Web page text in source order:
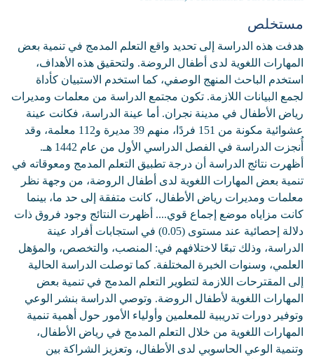
مستخلص
هدفت هذه الدراسة إلى تحديد واقع التعلم المدمج في تنمية بعض
المهارات اللغوية لدى أطفال الروضة. ولتحقيق هذه الأهداف،
استخدم الباحث المنهج الوصفي، كما استخدم الاستبيان كأداة
لجمع البيانات اللازمة. تكون مجتمع الدراسة من معلمات ومديرات
رياض الأطفال في مدينة نجران. أما عينة الدراسة، فكانت عينة
عشوائية مكونة من 151 فردًا، منهم 39 مديرة و112 معلمة، وقد
أُنجزت الدراسة في الفصل الدراسي الأول من عام 1442 هـ.
أظهرت نتائج الدراسة أن درجة تطبيق التعلم المدمج ومعوقاته في
تنمية بعض المهارات اللغوية لدى أطفال الروضة، من وجهة نظر
معلمات ومديرات رياض الأطفال، كانت متفقة إلى حد ما، بينما
كانت مزاياه موضع إجماع قوي.... أظهرت النتائج وجود فروق ذات
دلالة إحصائية عند مستوى (0.05) في استجابات أفراد عينة
الدراسة، وذلك تبعًا لاختلافهم في: المنصب، والتخصص، والمؤهل
العلمي، وسنوات الخبرة المختلفة. كما توصلت الدراسة الحالية
إلى المقترحات اللازمة لتطوير التعلم المدمج في تنمية بعض
المهارات اللغوية لأطفال الروضة. وتوصي الدراسة بنشر الوعي
وتوفير دورات تدريبية للمعلمين وأولياء الأمور حول أهمية تنمية
المهارات اللغوية من خلال التعلم المدمج في رياض الأطفال،
وتنمية الوعي الحاسوبي لدى الأطفال، وتعزيز الشراكة بين